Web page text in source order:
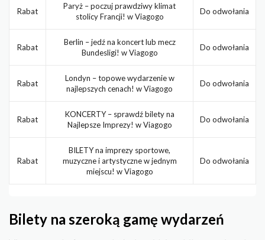
Rabat
Paryż – poczuj prawdziwy klimat
stolicy Francji! w Viagogo
Do odwołania
Rabat
Berlin – jedź na koncert lub mecz
Bundesligi! w Viagogo
Do odwołania
Rabat
Londyn – topowe wydarzenie w
najlepszych cenach! w Viagogo
Do odwołania
Rabat
KONCERTY – sprawdź bilety na
Najlepsze Imprezy! w Viagogo
Do odwołania
Rabat
BILETY na imprezy sportowe,
muzyczne i artystyczne w jednym
miejscu! w Viagogo
Do odwołania
Bilety na szeroką gamę wydarzeń